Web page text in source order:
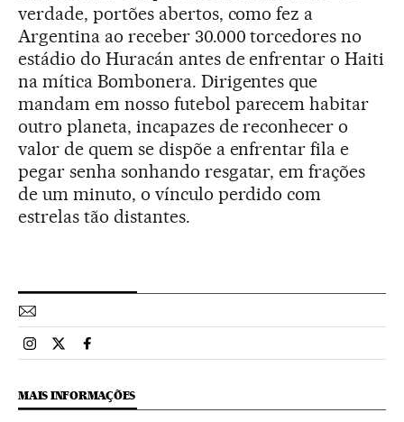
verdade, portões abertos, como fez a
Argentina ao receber 30.000 torcedores no
estádio do Huracán antes de enfrentar o Haiti
na mítica Bombonera. Dirigentes que
mandam em nosso futebol parecem habitar
outro planeta, incapazes de reconhecer o
valor de quem se dispõe a enfrentar fila e
pegar senha sonhando resgatar, em frações
de um minuto, o vínculo perdido com
estrelas tão distantes.
Esportes El País Brasil en Instagram
Esportes El País Brasil en Twitter
Esportes El País Brasil en Facebook
MAIS INFORMAÇÕES